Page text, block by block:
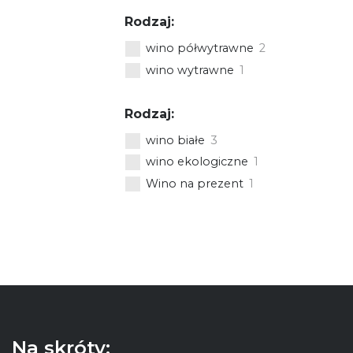
Rodzaj:
wino półwytrawne 2
wino wytrawne 1
Rodzaj:
wino białe 3
wino ekologiczne 1
Wino na prezent 1
Na skróty: